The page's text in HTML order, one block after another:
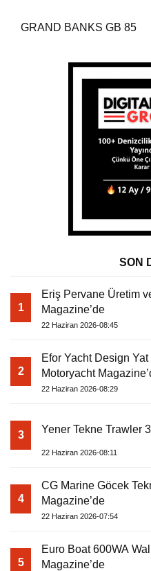
GRAND BANKS GB 85
SON
1
Eriş Pervane Üretim
Magazine’de
22 Haziran 2026-08:45
2
Efor Yacht Design Yat
Motoryacht
22 Haziran 2026-08:29
3 Yener Tekne Trawler
22 Haziran 2026-08:11
4
CG Marine Göcek
Magazine’de
22 Haziran 2026-07:54
5
Euro Boat 600WA
Magazine’de